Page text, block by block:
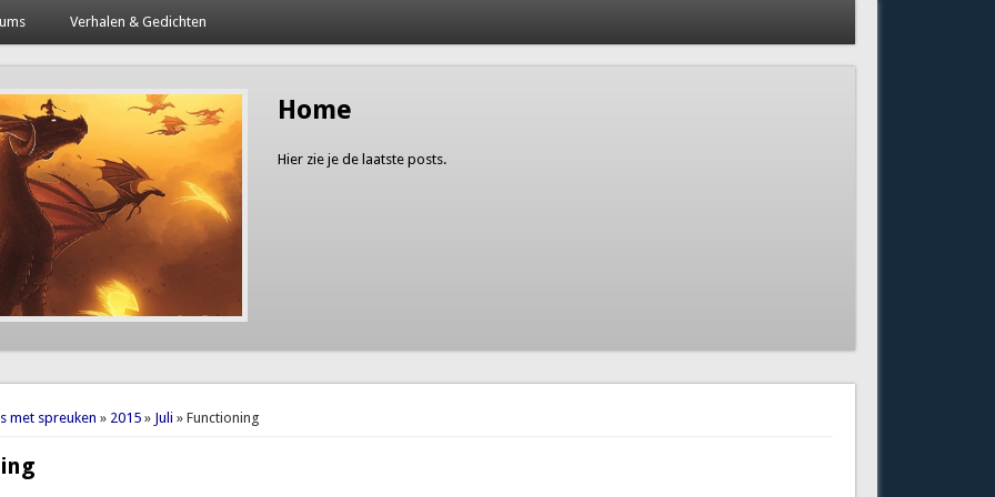
Verhalen & Gedichten
Home
Hier zie je de laatste posts.
met spreuken » 2015 » Juli » Functioning